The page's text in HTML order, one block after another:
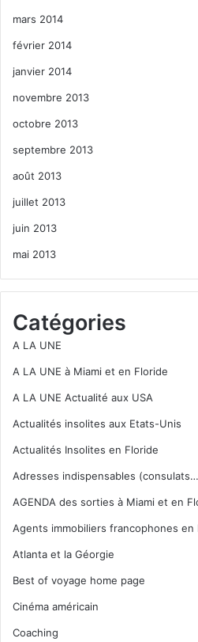
mars 2014
février 2014
janvier 2014
novembre 2013
octobre 2013
septembre 2013
août 2013
juillet 2013
juin 2013
mai 2013
Catégories
A LA UNE
A LA UNE à Miami et en Floride
A LA UNE Actualité aux USA
Actualités insolites aux Etats-Unis
Actualités Insolites en Floride
Adresses indispensables
AGENDA des sorties à Miami et en
Agents immobiliers francophones en
Atlanta et la Géorgie
Best of voyage home page
Cinéma américain
Coaching